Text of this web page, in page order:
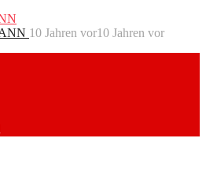
10 Jahren vor10 Jahren vor